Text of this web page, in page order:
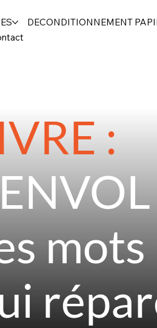
DECONDITIONNEMENT
:
mots